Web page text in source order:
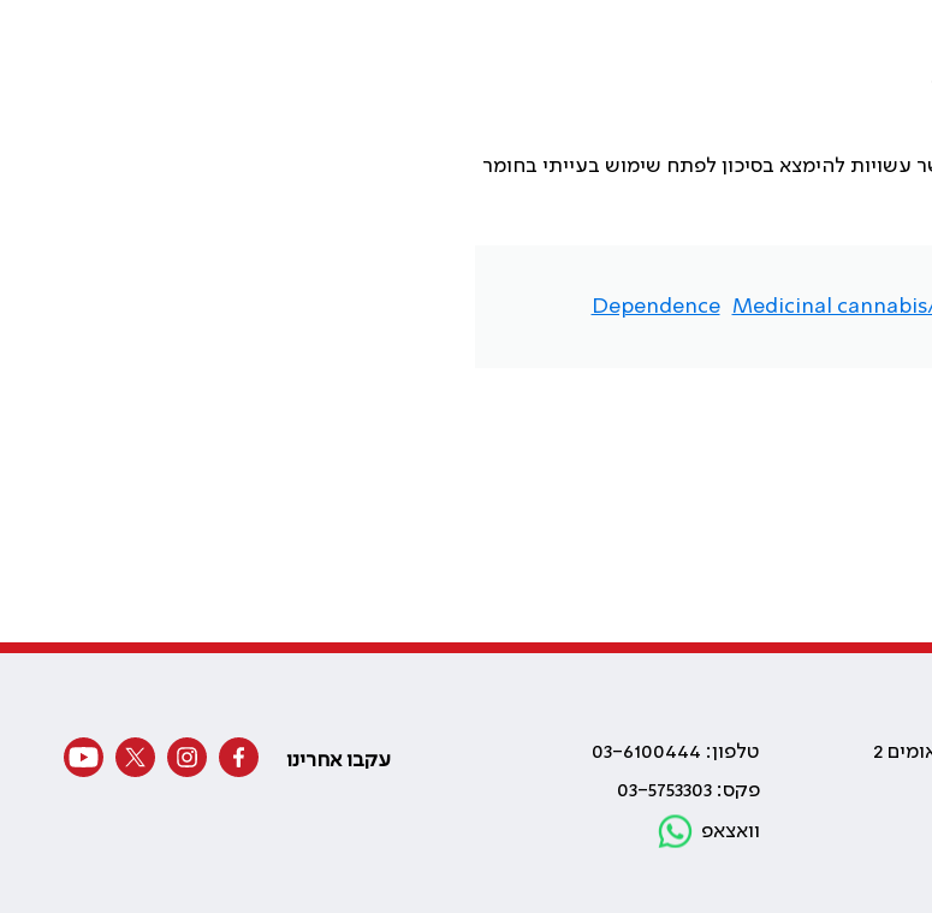
להימצא בסיכון לפתח שימוש בעייתי בחומר
Medicinal
Dependence
טלפון: 03-6100444
פקס: 03-5753303
וואצאפ
עקבו אחרינו